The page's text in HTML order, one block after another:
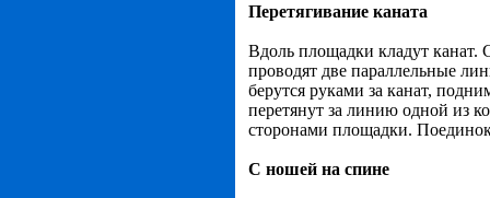
Перетягивание каната
Вдоль площадки кладут канат.
проводят две параллельные
берутся руками за канат,
перетянут за линию одной из
сторонами площадки. Поединок
C ношей на спине